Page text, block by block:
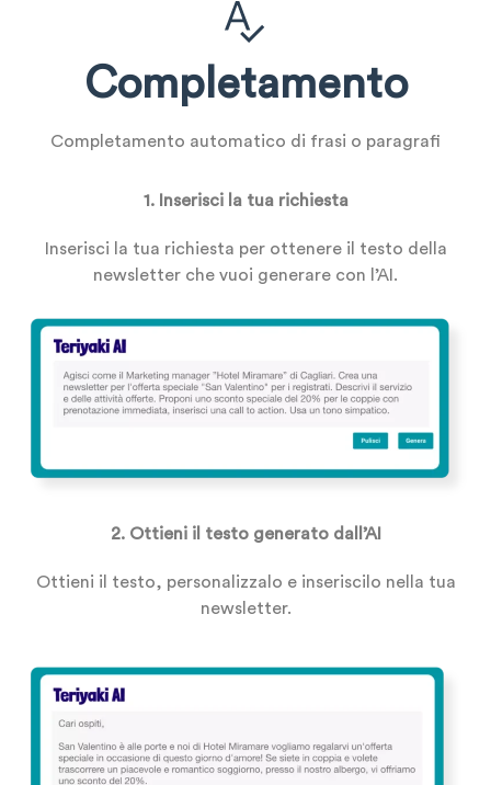
Completamento
Completamento automatico di frasi o paragrafi
1. Inserisci la tua richiesta
Inserisci la tua richiesta per ottenere il testo della
newsletter che vuoi generare con l’AI.
2. Ottieni il testo generato dall’AI
Ottieni il testo, personalizzalo e inseriscilo nella tua
newsletter.